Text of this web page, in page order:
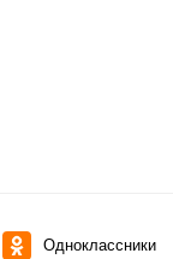
Одноклассники